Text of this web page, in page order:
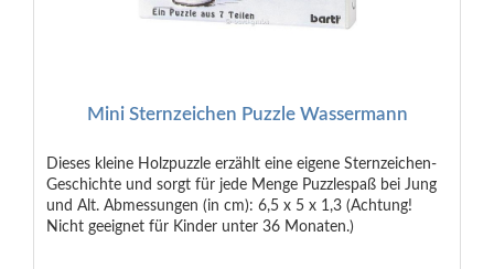
Mini Sternzeichen Puzzle Wassermann
Dieses kleine Holzpuzzle erzählt eine eigene Sternzeichen-
Geschichte und sorgt für jede Menge Puzzlespaß bei Jung
und Alt. Abmessungen (in cm): 6,5 x 5 x 1,3 (Achtung!
Nicht geeignet für Kinder unter 36 Monaten.)